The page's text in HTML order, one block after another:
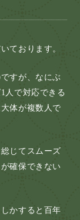
ております。
すが、なにぶ
人で対応できる
体が複数人で
じてスムーズ
確保できない
かすると百年